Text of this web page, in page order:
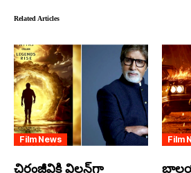
Related Articles
Film News
చిరంజీవికి విలన్‌గా
Film